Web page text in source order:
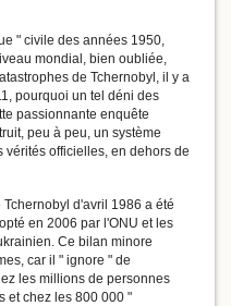
" civile des années 1950,
mondial, bien oubliée,
de Tchernobyl, il y a
pourquoi un tel déni des
passionnante enquête
peu à peu, un système
officielles, en dehors de
d'avril 1986 a été
en 2006 par l'ONU et les
Ce bilan minore
car il " ignore " de
les millions de personnes
et chez les 800 000 "